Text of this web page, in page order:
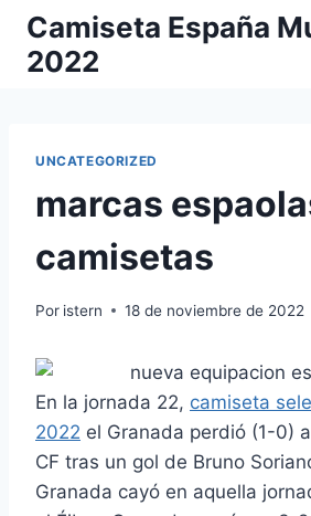
Saltar
contenido
Camiseta España
2022
UNCATEGORIZED
marcas
camisetas
Por istern 18 de noviembre de 2022
En la jornada 22, camiseta
2022 el Granada perdió (1-0)
CF tras un gol de Bruno
Granada cayó en aquella